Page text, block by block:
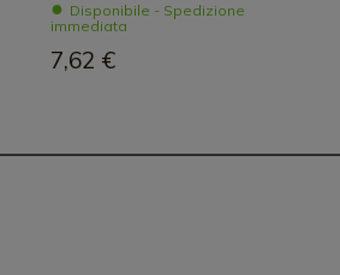
Disponibile - Spedizione
immediata
7,62 €